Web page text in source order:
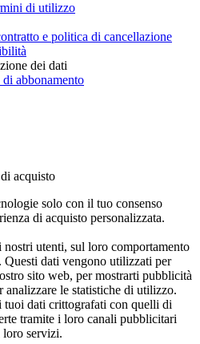
di utilizzo
e politica di cancellazione
dei dati
abbonamento
acquisto
solo con il tuo consenso
di acquisto personalizzata.
utenti, sul loro comportamento
dati vengono utilizzati per
sito web, per mostrarti pubblicità
analizzare le statistiche di utilizzo.
tuoi dati crittografati con quelli di
tramite i loro canali pubblicitari
servizi.